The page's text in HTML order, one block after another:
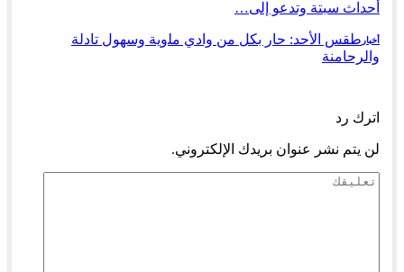
أحداث سبتة وتدعو إلى…
أخبار طقس الأحد: ﺣﺎﺭ بكل من ﻭﺍﺩﻱ ﻣﻠﻭﻳﺔ وسهول ﺗﺎﺩﻟﺔ
ﻭالرحامنة
اترك رد
لن يتم نشر عنوان بريدك الإلكتروني.